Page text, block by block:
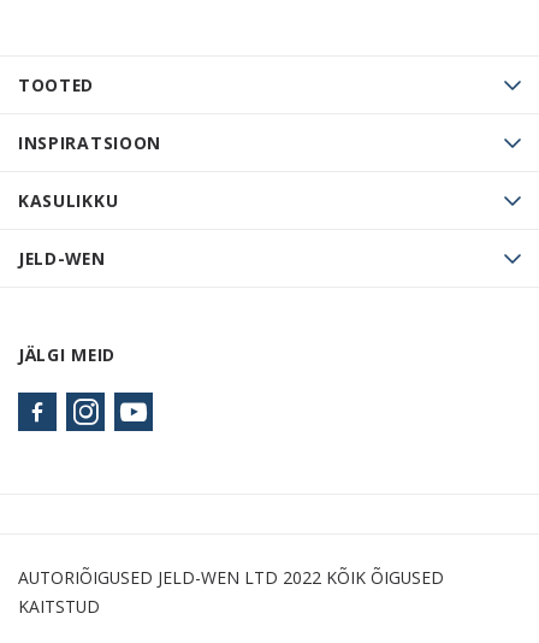
TOOTED
INSPIRATSIOON
KASULIKKU
JELD-WEN
JÄLGI MEID
AUTORIÕIGUSED JELD-WEN LTD 2022 KÕIK ÕIGUSED
KAITSTUD